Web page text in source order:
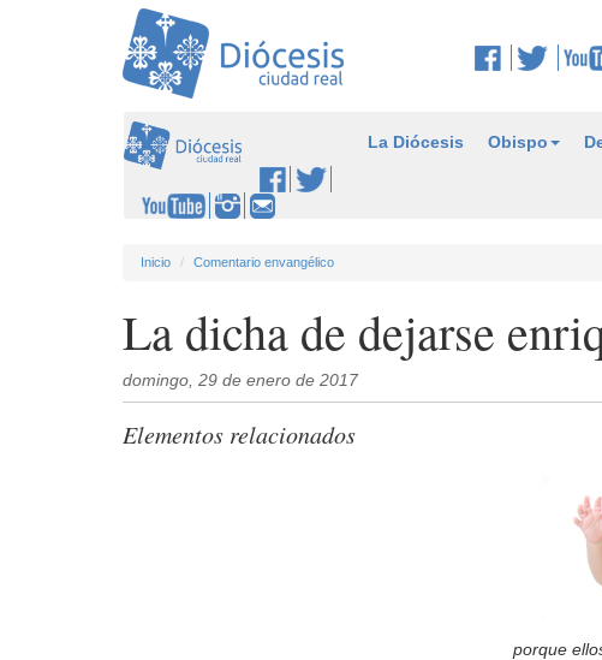
La Diócesis Obispo
Inicio Comentario envangélico
La dicha de dejarse
domingo, 29 de enero de 2017
Elementos relacionados
porque